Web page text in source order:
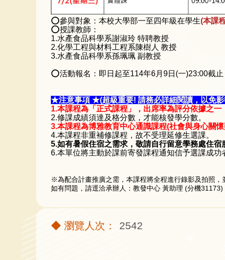
⭕參與對象：本校大學部一至四年級在學生(本課
⭕授課教師：
1.水產食品科學系謝淑玲 特聘教授
2.化學工程與材料工程系陳樹人 教授
3.水產食品科學系孫珮珮 副教授
⭕活動報名：即日起至114年6月9日(一)23:00截
★注意事項 ★(超級重要! 請務必詳細閱讀，以免影
1.本課程為「正式課程」，出席率為評分依據之
2.修課成績須達及格分數，才能核發學分數。
3.本課程為博雅教育中心通識課程(社會與身心關
4.本課程非重補修課程，故不受理延修生選課。
5.如有暑假住宿之需求，敬請自行留意學務處住宿
6.本單位將主動於課前寄發課程通知信予選課成功
※為配合計畫推廣之需，本課程將全程進行錄影及拍照
如有問題，請逕洽承辦人：教發中心 黃助理 (分機
2542